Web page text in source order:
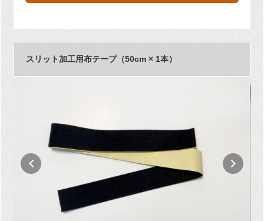
スリット加工用布テープ（50cm × 1本）